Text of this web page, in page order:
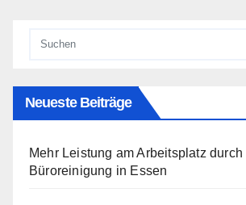
Neueste Beiträge
Mehr Leistung am Arbeitsplatz
Büroreinigung in Essen